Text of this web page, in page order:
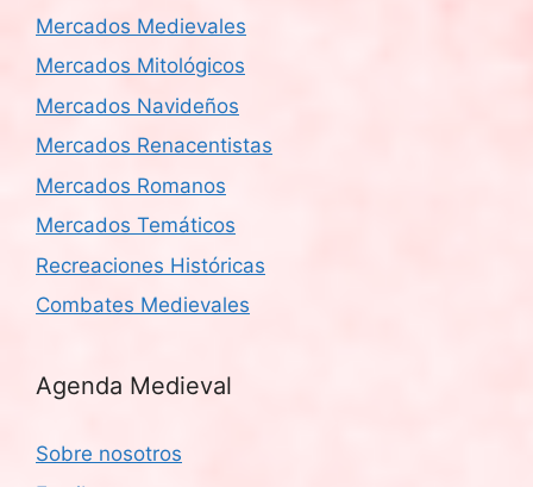
Mercados Medievales
Mercados Mitológicos
Mercados Navideños
Mercados Renacentistas
Mercados Romanos
Mercados Temáticos
Recreaciones Históricas
Combates Medievales
Agenda Medieval
Sobre nosotros